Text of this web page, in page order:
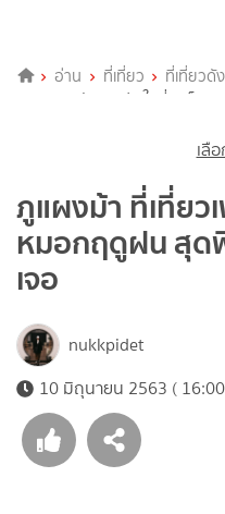
อ่าน ที่เที่ยว ที่เที่ยวดัง
หมอกฤดูฝน สุดฟิน ในที่สุดก็หาจน
เลื
ภูแผงม้า ที่เที่ยว
หมอกฤดูฝน สุด
เจอ
nukkpidet
10 มิถุนายน 2563 (